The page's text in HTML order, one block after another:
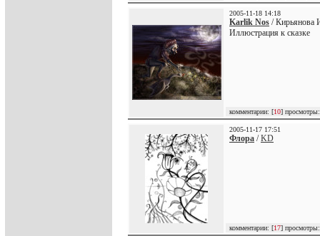
2005-11-18 14:18
Karlik Nos / Кирьянова
Иллюстрация к сказке
комментарии: [10]
2005-11-17 17:51
Флора /KD
комментарии: [17]